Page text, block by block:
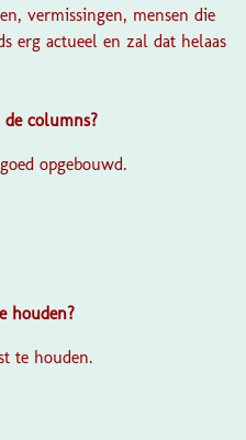
vermissingen, mensen die
erg actueel en zal dat helaas
columns?
opgebouwd.
houden?
te houden.